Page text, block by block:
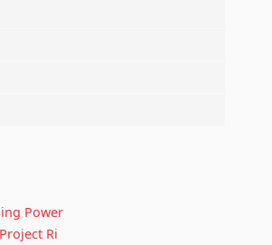
Power
Ri